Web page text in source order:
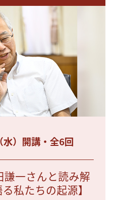
）開講・全6回
謙一さんと読み解
私たちの起源】